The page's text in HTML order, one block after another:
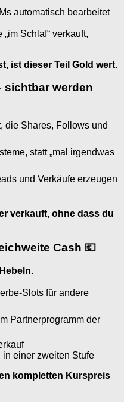
automatisch bearbeitet
Schlaf“ verkauft,
ist dieser Teil Gold wert.
sichtbar werden
die Shares, Follows und
statt „mal irgendwas
und Verkäufe erzeugen
verkauft, ohne dass du
Cash 💶
Slots für andere
Partnerprogramm der
einer zweiten Stufe
kompletten Kurspreis